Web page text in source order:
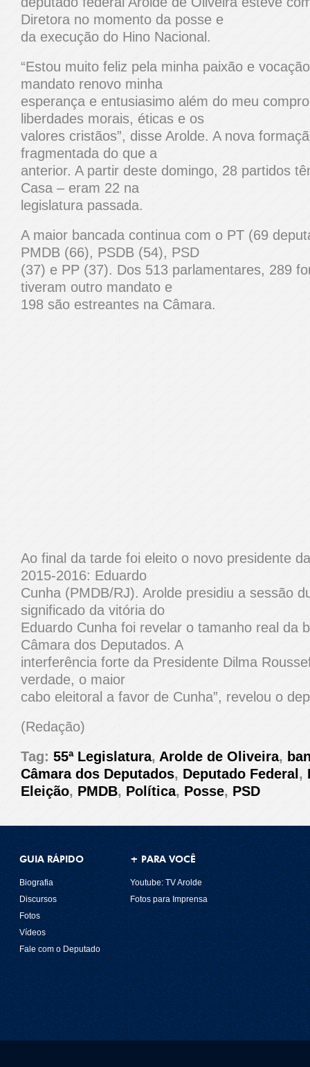
Diretora no momento da posse e
da execução do Hino Nacional.
“Estou muito feliz pela minha paixão e
mandato renovo minha
esperança e entusiasimo além do meu
liberdades morais, éticas e os
valores cristãos”, disse Arolde. A nova
fragmentada do que a
anterior. A partir deste domingo, 28 partidos
Casa – eram 22 na
legislatura passada.
A maior bancada continua com o PT (69
PMDB (66), PSDB (54), PSD
(37) e PP (37). Dos 513 parlamentares, 289
tiveram outro mandato e
198 são estreantes na Câmara.
Ao final da tarde foi eleito o novo presidente
2015-2016: Eduardo
Cunha (PMDB/RJ). Arolde presidiu a sessão
significado da vitória do
Eduardo Cunha foi revelar o tamanho real da
Câmara dos Deputados. A
interferência forte da Presidente Dilma
verdade, o maior
cabo eleitoral a favor de Cunha”, revelou o
(Redação)
Tag: 55ª Legislatura, Arolde de Oliveira,
Câmara dos Deputados, Deputado Federal ,
Eleição, PMDB, Política, Posse, PSD
GUIA RÁPIDO
Biografia
Discursos
Fotos
Vídeos
Fale com o Deputado
+ PARA VOCÊ
Youtube: TV Arolde
Fotos para Imprensa